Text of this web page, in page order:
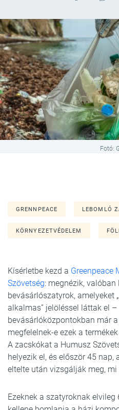
Fotó:
GRENNPEACE LEBOMLÓ
KÖRNYEZETVÉDELEM
Kísérletbe kezd a Greenpeace
Szövetség: megnézik,
bevásárlószatyrok, amelyeket
alkalmas” jelöléssel láttak el –
bevásárlóközpontokban már
megfelelnek-e ezek a
A zacskókat a Humusz
helyezik el, és először 45 nap,
eltelte után vizsgálják meg,
Ezeknek a szatyroknak